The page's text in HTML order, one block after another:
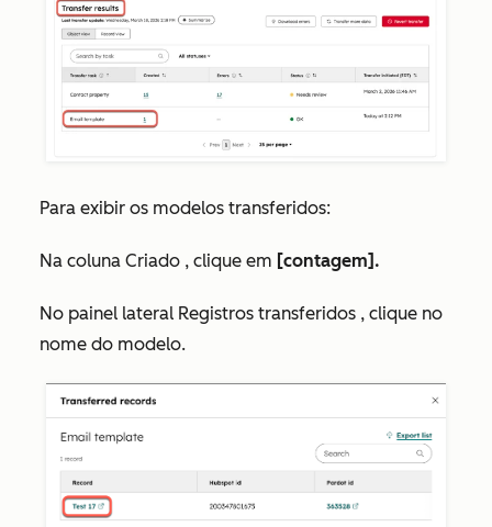
Para exibir os modelos transferidos:
Na coluna Criado , clique em [contagem].
No painel lateral Registros transferidos , clique no
nome do modelo.